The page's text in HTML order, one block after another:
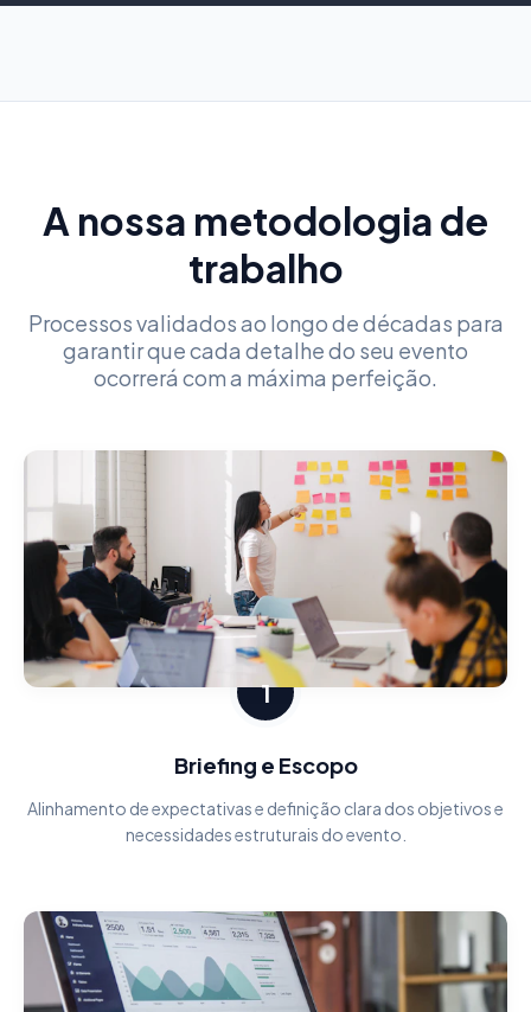
A nossa metodologia de
trabalho
Processos validados ao longo de décadas para
garantir que cada detalhe do seu evento
ocorrerá com a máxima perfeição.
1
Briefing e Escopo
Alinhamento de expectativas e definição clara dos objetivos e
necessidades estruturais do evento.